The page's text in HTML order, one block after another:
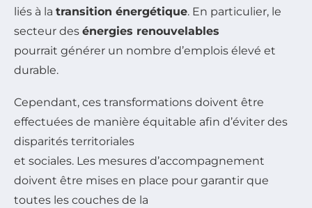
liés à la transition énergétique. En particulier, le
secteur des énergies renouvelables
pourrait générer un nombre d’emplois élevé et
durable.
Cependant, ces transformations doivent être
effectuées de manière équitable afin d’éviter des
disparités territoriales
et sociales. Les mesures d’accompagnement
doivent être mises en place pour garantir que
toutes les couches de la